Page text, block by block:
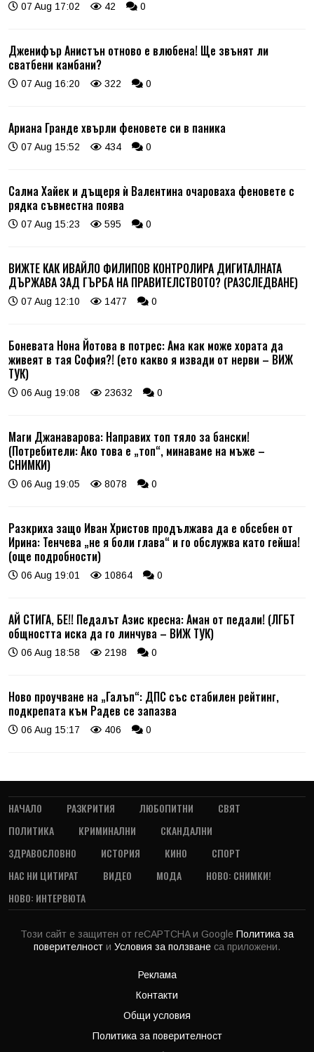
07 Aug 17:02 42 0
Дженифър Анистън отново е влюбена! Ще звънят ли
сватбени камбани?
07 Aug 16:20 322 0
Ариана Гранде хвърли феновете си в паника
07 Aug 15:52 434 0
Салма Хайек и дъщеря ѝ Валентина очароваха феновете с
рядка съвместна поява
07 Aug 15:23 595 0
ВИЖТЕ КАК ИВАЙЛО ФИЛИПОВ КОНТРОЛИРА ДИГИТАЛНАТА
ДЪРЖАВА ЗАД ГЪРБА НА ПРАВИТЕЛСТВОТО? (РАЗСЛЕДВАНЕ)
07 Aug 12:10 1477 0
Боневата Нона Йотова в потрес: Ама как може хората да
живеят в тая София?! (ето какво я извади от нерви – ВИЖ
ТУК)
06 Aug 19:08 23632 0
Маги Джанаварова: Направих топ тяло за бански!
(Потребители: Ако това е „топ“, минаваме на мъже –
СНИМКИ)
06 Aug 19:05 8078 0
Разкриха защо Иван Христов продължава да е обсебен от
Ирина: Тенчева „не я боли глава“ и го обслужва като гейша!
(още подробности)
06 Aug 19:01 10864 0
АЙ СТИГА, БЕ!! Педалът Азис кресна: Аман от педали! (ЛГБТ
общността иска да го линчува – ВИЖ ТУК)
06 Aug 18:58 2198 0
Ново проучване на „Галъп“: ДПС със стабилен рейтинг,
подкрепата към Радев се запазва
06 Aug 15:17 406 0
НАЧАЛО РАЗКРИТИЯ ЛЮБОПИТНИ
СВЯТ
ПОЛИТИКА
КРИМИНАЛНИ
СКАНДАЛНИ
ЗДРАВОСЛОВНО
ИСТОРИЯ КИНО
СПОРТ
НАС НИ ЦИТИРАТ
ВИДЕО МОДА
НОВО: СНИМКИ!
НОВО: ИНТЕРВЮТА
Този сайт е защитен от reCAPTCHA и Google Политика за
поверителност и Условия за ползване са приложени.
Реклама
Контакти
Общи условия
Политика за поверителност